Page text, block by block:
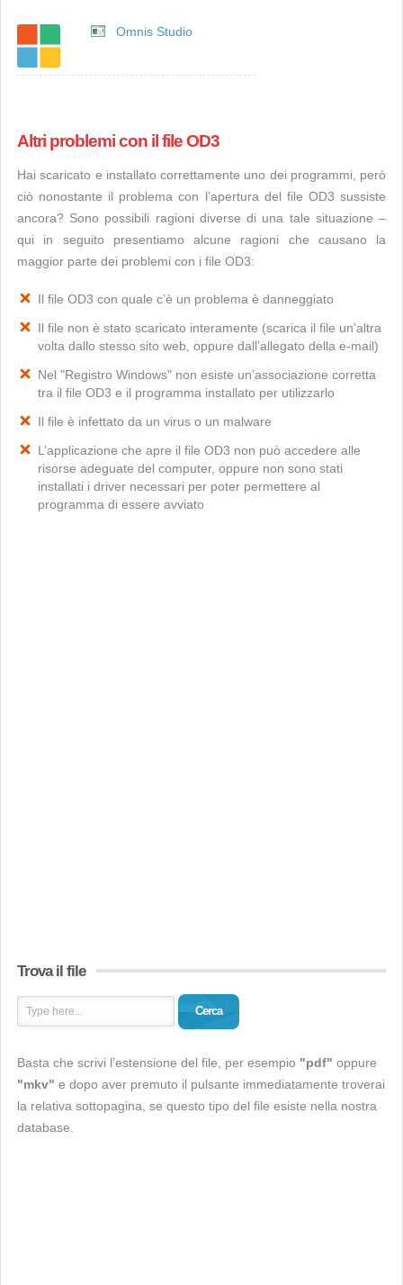
Omnis Studio
Altri problemi con il file OD3
Hai scaricato e installato correttamente uno dei programmi, però
ciò nonostante il problema con l’apertura del file OD3 sussiste
ancora? Sono possibili ragioni diverse di una tale situazione –
qui in seguito presentiamo alcune ragioni che causano la
maggior parte dei problemi con i file OD3:
Il file OD3 con quale c’è un problema è danneggiato
Il file non è stato scaricato interamente (scarica il file un’altra
volta dallo stesso sito web, oppure dall’allegato della e-mail)
Nel "Registro Windows" non esiste un’associazione corretta
tra il file OD3 e il programma installato per utilizzarlo
Il file è infettato da un virus o un malware
L’applicazione che apre il file OD3 non può accedere alle
risorse adeguate del computer, oppure non sono stati
installati i driver necessari per poter permettere al
programma di essere avviato
Trova il file
Cerca
Basta che scrivi l’estensione del file, per esempio "pdf" oppure
"mkv" e dopo aver premuto il pulsante immediatamente troverai
la relativa sottopagina, se questo tipo del file esiste nella nostra
database.